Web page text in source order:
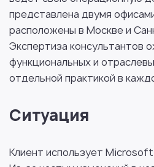
представлена двумя
расположены в Москве и
Экспертиза консультантов
функциональных и
отдельной практикой в
Ситуация
Клиент использует